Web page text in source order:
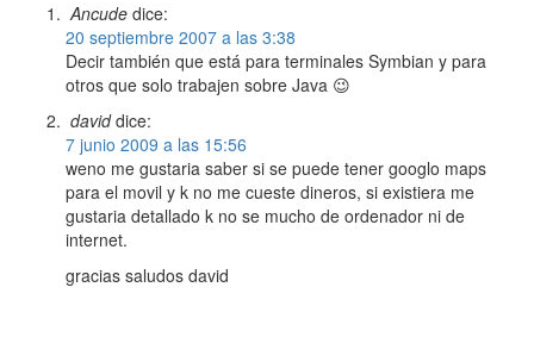
Ancude dice:
20 septiembre 2007 a las 3:38
Decir también que está para terminales Symbian y para
otros que solo trabajen sobre Java 😉
david dice:
7 junio 2009 a las 15:56
weno me gustaria saber si se puede tener googlo maps
para el movil y k no me cueste dineros, si existiera me
gustaria detallado k no se mucho de ordenador ni de
internet.
gracias saludos david